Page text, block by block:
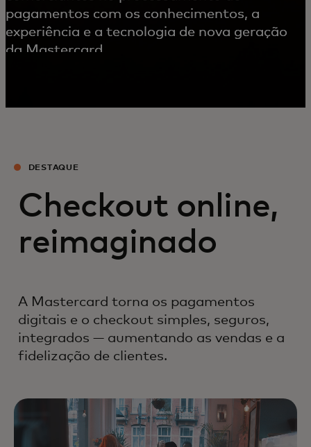
pagamentos com os conhecimentos, a
experiência e a tecnologia de nova geração
da Mastercard.
DESTAQUE
Checkout online,
reimaginado
A Mastercard torna os pagamentos
digitais e o checkout simples, seguros,
integrados — aumentando as vendas e a
fidelização de clientes.